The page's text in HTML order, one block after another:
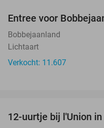
Entree voor
Bobbejaanland
Lichtaart
Verkocht: 11.607
12-uurtje bij l'Union